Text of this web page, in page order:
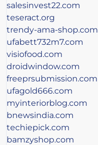
salesinvest22.com
teseract.org
trendy-ama-shop.com
ufabett732m7.com
visiofood.com
droidwindow.com
freeprsubmission.com
ufagold666.com
myinteriorblog.com
bnewsindia.com
techiepick.com
bamzyshop.com